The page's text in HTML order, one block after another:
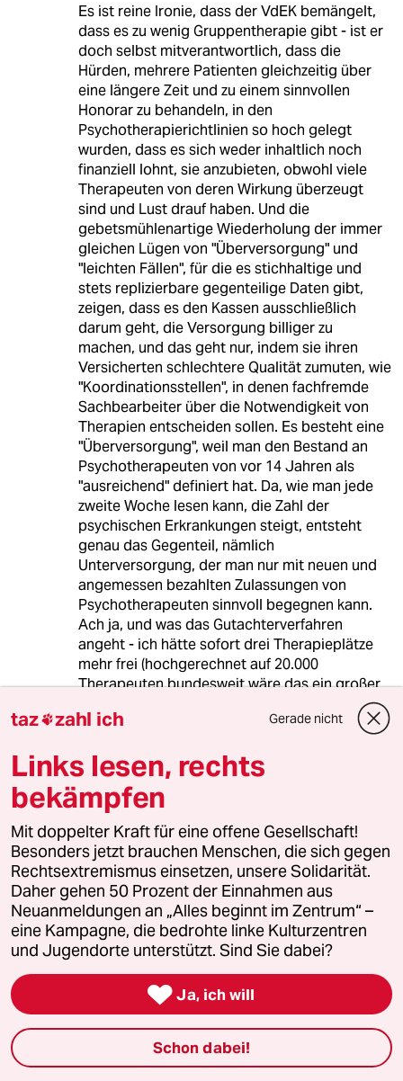
Es ist reine Ironie, dass der VdEK bemängelt,
dass es zu wenig Gruppentherapie gibt - ist er
doch selbst mitverantwortlich, dass die
Hürden, mehrere Patienten gleichzeitig über
eine längere Zeit und zu einem sinnvollen
Honorar zu behandeln, in den
Psychotherapierichtlinien so hoch gelegt
wurden, dass es sich weder inhaltlich noch
finanziell lohnt, sie anzubieten, obwohl viele
Therapeuten von deren Wirkung überzeugt
sind und Lust drauf haben. Und die
gebetsmühlenartige Wiederholung der immer
gleichen Lügen von "Überversorgung" und
"leichten Fällen", für die es stichhaltige und
stets replizierbare gegenteilige Daten gibt,
zeigen, dass es den Kassen ausschließlich
darum geht, die Versorgung billiger zu
machen, und das geht nur, indem sie ihren
Versicherten schlechtere Qualität zumuten, wie
"Koordinationsstellen", in denen fachfremde
Sachbearbeiter über die Notwendigkeit von
Therapien entscheiden sollen. Es besteht eine
"Überversorgung", weil man den Bestand an
Psychotherapeuten von vor 14 Jahren als
"ausreichend" definiert hat. Da, wie man jede
zweite Woche lesen kann, die Zahl der
psychischen Erkrankungen steigt, entsteht
genau das Gegenteil, nämlich
Unterversorgung, der man nur mit neuen und
angemessen bezahlten Zulassungen von
Psychotherapeuten sinnvoll begegnen kann.
Ach ja, und was das Gutachterverfahren
angeht - ich hätte sofort drei Therapieplätze
mehr frei (hochgerechnet auf 20.000
Therapeuten bundesweit wäre das ein großer
Schritt gegen Unterversorgung), wenn man
diese unwürdige, völlig nutzlose und teure Ding
doch auch nicht das Röntgenbild des Bruches
zur Kasse schicken, die gibt es dann einem
anderen Chirurgen und übernimmt die Kosten
erst, wenn der der Ansicht ist, dass es sich um
einen besser zu operierenden Bruch handelt.
Aber nichts anderes passiert hier mit den
psychischen Leiden unserer Patienten.
AV A. Vandenberg
08.05.2013,08:06 Uhr
Herrje, warum scheuen wir bloß weitere
Fortbildungen? Tja, ich mutmaße mal, weil wir
erstmal die finanziellen Auswirkungen der
eigentlichen Therapieausbildung verkraften
taz zahl ich Gerade nicht
Links lesen, rechts
bekämpfen
Mit doppelter Kraft für eine offene Gesellschaft!
Besonders jetzt brauchen Menschen, die sich gegen
Rechtsextremismus einsetzen, unsere Solidarität.
Daher gehen 50 Prozent der Einnahmen aus
Neuanmeldungen an „Alles beginnt im Zentrum“ –
eine Kampagne, die bedrohte linke Kulturzentren
und Jugendorte unterstützt. Sind Sie dabei?
 Ja, ich will
Schon dabei!